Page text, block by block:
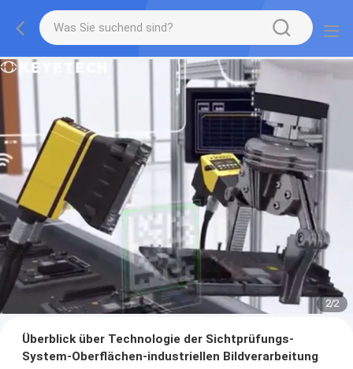
2/2
Überblick über Technologie der Sichtprüfungs-
System-Oberflächen-industriellen Bildverarbeitung